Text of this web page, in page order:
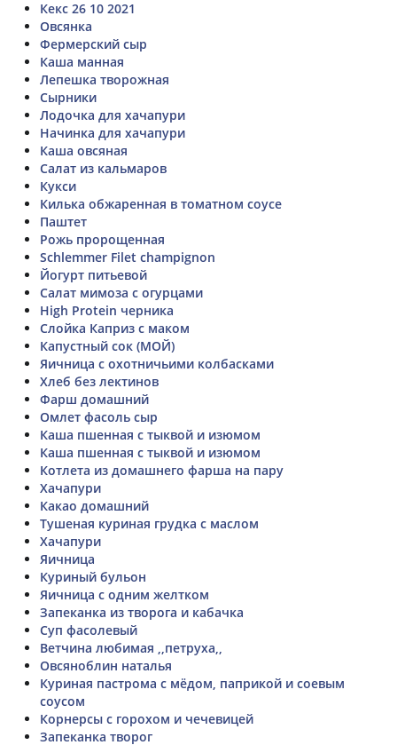
Кекс 26 10 2021
Овсянка
Фермерский сыр
Каша манная
Лепешка творожная
Сырники
Лодочка для хачапури
Начинка для хачапури
Каша овсяная
Салат из кальмаров
Кукси
Килька обжаренная в томатном соусе
Паштет
Рожь пророщенная
Schlemmer Filet champignon
Йогурт питьевой
Салат мимоза с огурцами
High Protein черника
Слойка Каприз с маком
Капустный сок (МОЙ)
Яичница с охотничьими колбасками
Хлеб без лектинов
Фарш домашний
Омлет фасоль сыр
Каша пшенная с тыквой и изюмом
Каша пшенная с тыквой и изюмом
Котлета из домашнего фарша на пару
Хачапури
Какао домашний
Тушеная куриная грудка с маслом
Хачапури
Яичница
Куриный бульон
Яичница с одним желтком
Запеканка из творога и кабачка
Суп фасолевый
Ветчина любимая ,,петруха,,
Овсяноблин наталья
Куриная пастрома с мёдом, паприкой и соевым
соусом
Корнерсы с горохом и чечевицей
Запеканка творог